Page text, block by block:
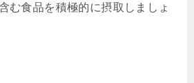
む食品を積極的に摂取しましょ